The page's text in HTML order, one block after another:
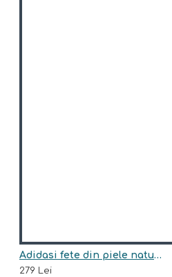
Adidasi fete din piele naturala model REI
279 Lei